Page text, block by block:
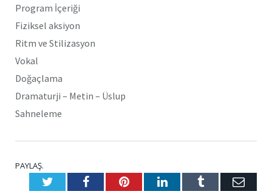
Program İçeriği
Fiziksel aksiyon
Ritm ve Stilizasyon
Vokal
Doğaçlama
Dramaturji – Metin – Üslup
Sahneleme
PAYLAŞ.
TwitterFacebookPinterestLinkedInTumblr E-